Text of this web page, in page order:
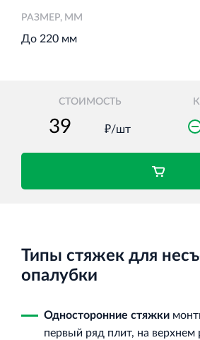
Торгово-развлекательный
РАЗМЕР, ММ
До 220 мм
СТОИМОСТЬ
₽/шт
Типы стяжек для
опалубки
Односторонние стяжки
первый ряд плит, на верхнем